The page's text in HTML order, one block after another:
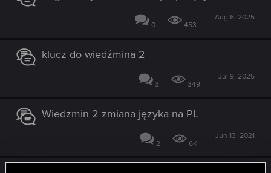
0 453
Aug 6, 2025
klucz do wiedźmina 2
3 349
Jul 9, 2025
Wiedzmin 2 zmiana języka na PL
2 6K
Jun 13, 2021